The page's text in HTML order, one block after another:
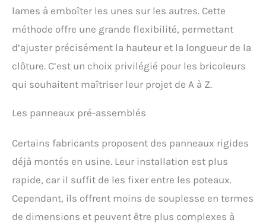
lames à emboîter les unes sur les autres. Cette
méthode offre une grande flexibilité, permettant
d’ajuster précisément la hauteur et la longueur de la
clôture. C’est un choix privilégié pour les bricoleurs
qui souhaitent maîtriser leur projet de A à Z.
Les panneaux pré-assemblés
Certains fabricants proposent des panneaux rigides
déjà montés en usine. Leur installation est plus
rapide, car il suffit de les fixer entre les poteaux.
Cependant, ils offrent moins de souplesse en termes
de dimensions et peuvent être plus complexes à